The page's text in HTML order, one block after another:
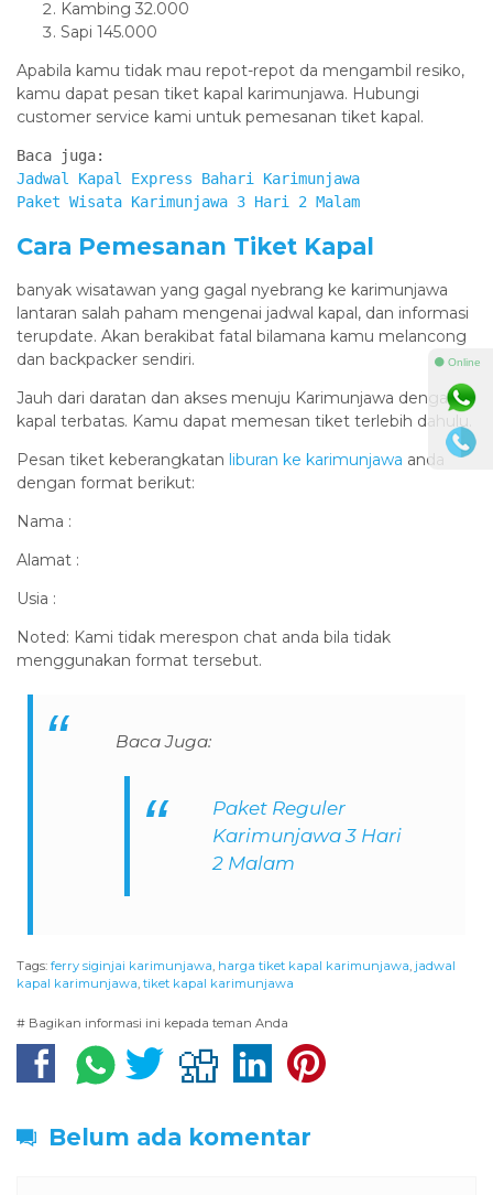
Kambing 32.000
Sapi 145.000
Apabila kamu tidak mau repot-repot da mengambil resiko,
kamu dapat pesan tiket kapal karimunjawa. Hubungi
customer service kami untuk pemesanan tiket kapal.
Jadwal Kapal Express Bahari Karimunjawa
Paket Wisata Karimunjawa 3 Hari 2 Malam
Cara Pemesanan Tiket Kapal
banyak wisatawan yang gagal nyebrang ke karimunjawa
lantaran salah paham mengenai jadwal kapal, dan informasi
terupdate. Akan berakibat fatal bilamana kamu melancong
dan backpacker sendiri.
Jauh dari daratan dan akses menuju Karimunjawa dengan
kapal terbatas. Kamu dapat memesan tiket terlebih dahulu.
Pesan tiket keberangkatan liburan ke karimunjawa anda
dengan format berikut:
Nama :
Alamat :
Usia :
Noted: Kami tidak merespon chat anda bila tidak
menggunakan format tersebut.
Baca Juga:
Paket Reguler
Karimunjawa 3 Hari
2 Malam
Tags: ferry siginjai karimunjawa, harga tiket kapal karimunjawa, jadwal
kapal karimunjawa, tiket kapal karimunjawa
# Bagikan informasi ini kepada teman Anda
Belum ada komentar
⚫ Online